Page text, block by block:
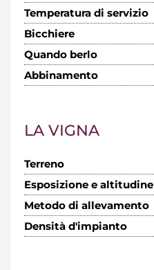
Temperatura di servizio
Bicchiere
Quando berlo
Abbinamento
LA VIGNA
Terreno
Esposizione e altitudine
Metodo di allevamento
Densità d'impianto